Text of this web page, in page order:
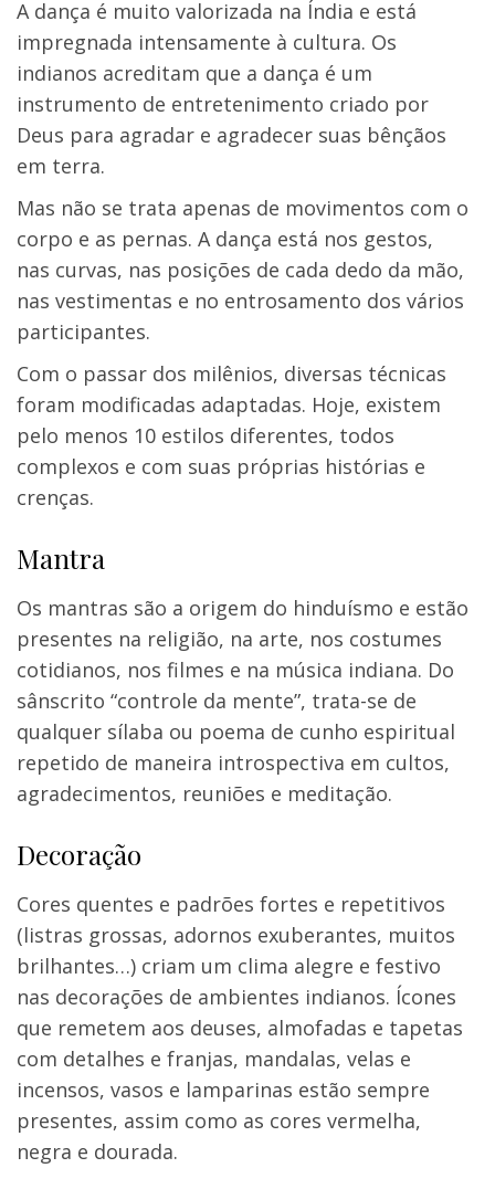
A dança é muito valorizada na Índia e está
impregnada intensamente à cultura. Os
indianos acreditam que a dança é um
instrumento de entretenimento criado por
Deus para agradar e agradecer suas bênçãos
em terra.
Mas não se trata apenas de movimentos com o
corpo e as pernas. A dança está nos gestos,
nas curvas, nas posições de cada dedo da mão,
nas vestimentas e no entrosamento dos vários
participantes.
Com o passar dos milênios, diversas técnicas
foram modificadas adaptadas. Hoje, existem
pelo menos 10 estilos diferentes, todos
complexos e com suas próprias histórias e
crenças.
Mantra
Os mantras são a origem do hinduísmo e estão
presentes na religião, na arte, nos costumes
cotidianos, nos filmes e na música indiana. Do
sânscrito “controle da mente”, trata-se de
qualquer sílaba ou poema de cunho espiritual
repetido de maneira introspectiva em cultos,
agradecimentos, reuniões e meditação.
Decoração
Cores quentes e padrões fortes e repetitivos
(listras grossas, adornos exuberantes, muitos
brilhantes…) criam um clima alegre e festivo
nas decorações de ambientes indianos. Ícones
que remetem aos deuses, almofadas e tapetas
com detalhes e franjas, mandalas, velas e
incensos, vasos e lamparinas estão sempre
presentes, assim como as cores vermelha,
negra e dourada.